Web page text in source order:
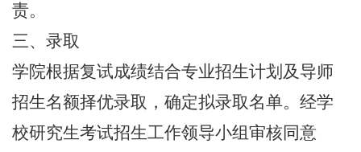
责。
三、录取
学院根据复试成绩结合专业招生计划及导师
招生名额择优录取，确定拟录取名单。经学
校研究生考试招生工作领导小组审核同意